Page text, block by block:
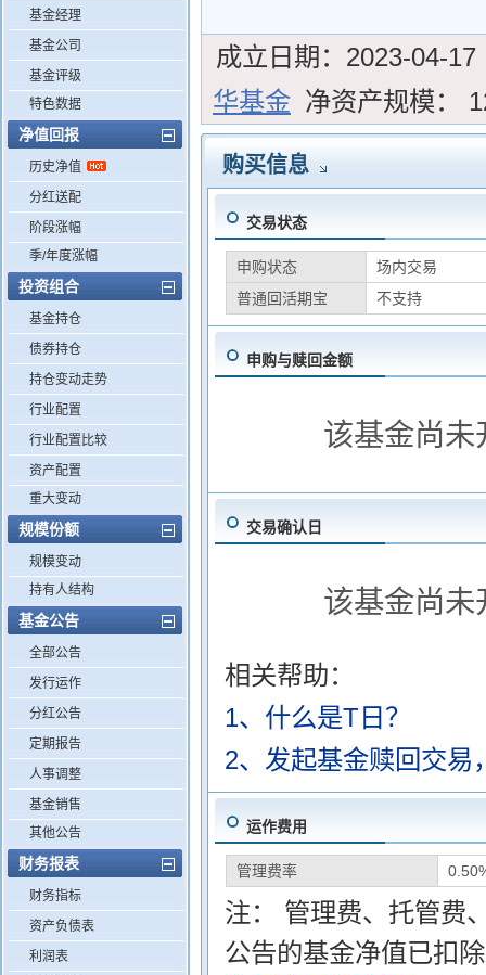
基金经理
基金公司
基金评级
特色数据
净值回报
历史净值
分红送配
阶段涨幅
季/年度涨幅
投资组合
基金持仓
债券持仓
持仓变动走势
行业配置
行业配置比较
资产配置
重大变动
规模份额
规模变动
持有人结构
基金公告
全部公告
发行运作
分红公告
定期报告
人事调整
基金销售
其他公告
财务报表
财务指标
资产负债表
利润表
成立日期： 2023-04-17
华基金 净资产规模：
购买信息
交易状态
申购状态
场内交易
普通回活期宝
不支持
申购与赎回金额
该基金尚未
交易确认日
该基金尚未
相关帮助：
1、什么是T日？
2、发起基金赎回交易
运作费用
管理费率
注： 管理费、托管费
公告的基金净值已扣